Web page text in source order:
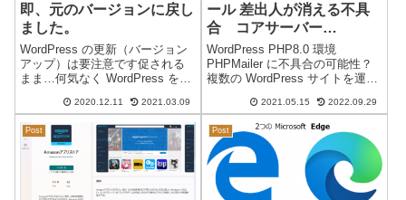
即、元のバージョンに戻し
ました。
WordPress の更新（バージョン
アップ）は要注意です促される
まま…何気なく WordPress を
画面が・・・びっくり！即、元
のバージョンに戻しました。
WordPress をダウングレードす
ることになり...
2020.12.11 2021.03.09
ール 差出人が消える不具
合 コアサーバー
（CORESERVER）V1
PHP8.0・PHP8.1
WordPress PHP8.0 環境
PHPMailer に不具合の可能性？
複数の WordPress サイトを運営
WordPress からの送信メール
が、差出人がない状態（空欄
「－」）になります。通常の差
出人は...
2021.05.15 2022.09.29
Post Post